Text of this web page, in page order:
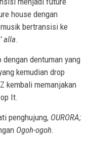
house dengan
bertransisi ke
alla.
dentuman yang
kemudian drop
kembali memanjakan
It.
penghujung, OURORA;
Ogoh-ogoh.